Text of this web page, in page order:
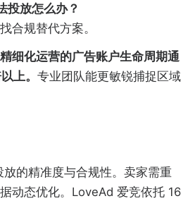
投放怎么办？
合规替代方案。
细化运营的广告账户生命周期通
上。 专业团队能更敏锐捕捉区域
放的精准度与合规性。卖家需重
动态优化。LoveAd 爱竞依托 16